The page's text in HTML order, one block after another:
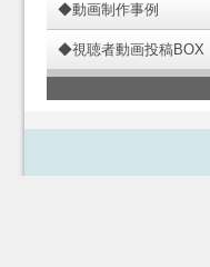
◆動画制作事例
◆視聴者動画投稿BOX